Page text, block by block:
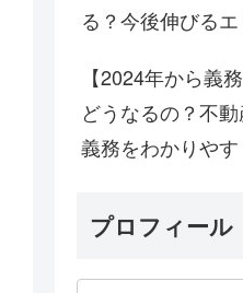
る？今後伸びる
【2024年から義
どうなるの？不
義務をわかりやす
プロフィール